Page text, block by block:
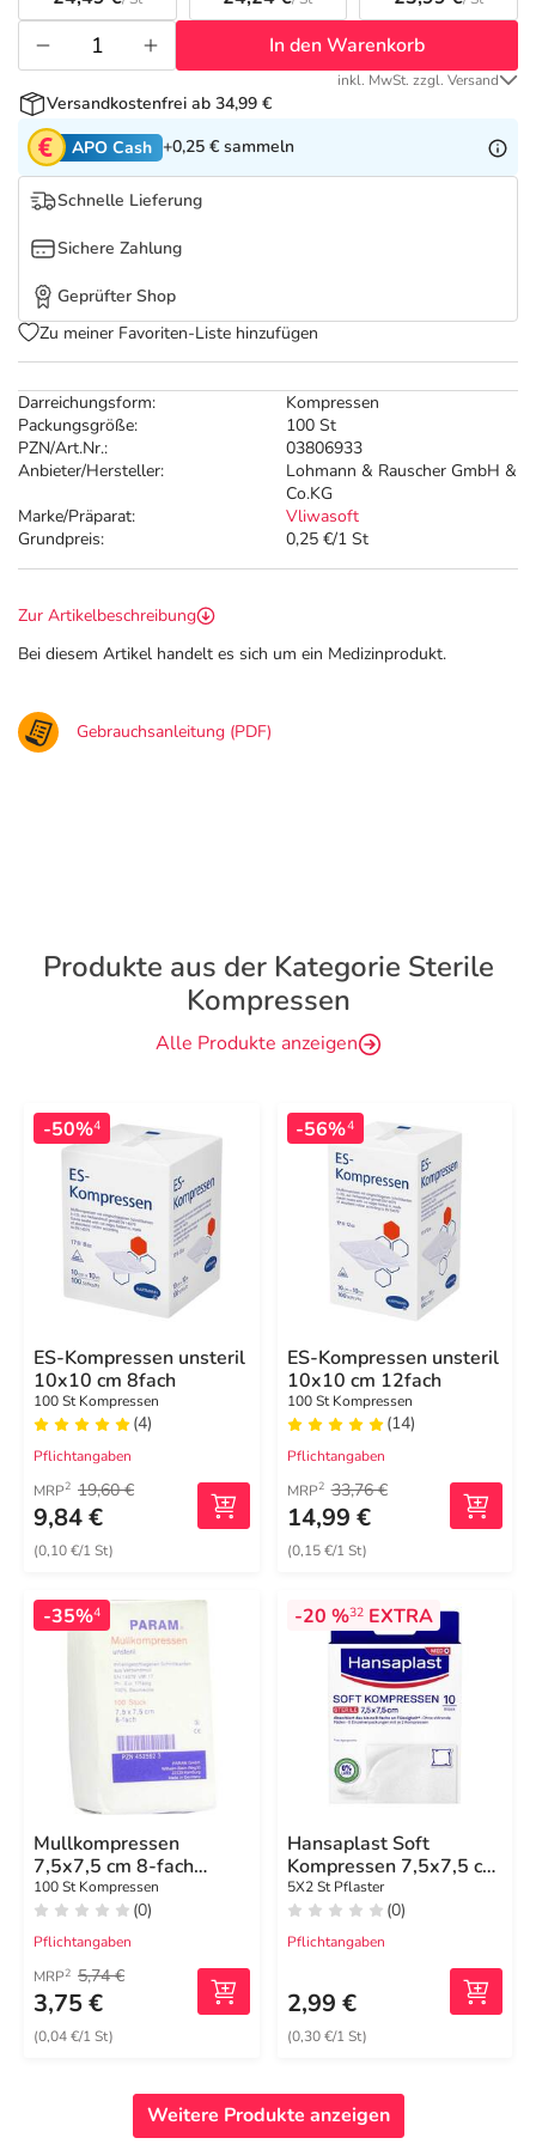
Tierapotheke
Vitamine & Mineralstoffe
Marken
Salus Deals
Darreichungsform:
Kompressen
Packungsgröße:
100 St
PZN/Art.Nr.:
03806933
Anbieter/Hersteller:
Lohmann & Rauscher GmbH &
Co.KG
Marke/Präparat:
Vliwasoft
Grundpreis:
0,25 €/1 St
In den Warenkorb
inkl. MwSt. zzgl. Versand
Versandkostenfrei ab 34,99 €
APO Cash +0,25 € sammeln
Schnelle Lieferung
Sichere Zahlung
Geprüfter Shop
Zu meiner Favoriten-Liste hinzufügen
Zur Artikelbeschreibung
Bei diesem Artikel handelt es sich um ein Medizinprodukt.
Gebrauchsanleitung (PDF)
Produkte aus der Kategorie Sterile
Kompressen
Alle Produkte anzeigen
-50%4
ES-Kompressen unsteril
10x10 cm 8fach
100 St Kompressen
(4)
Pflichtangaben
MRP2 19,60 €
9,84 €
(0,10 €/1 St)
-56%4
ES-Kompressen unsteril
10x10 cm 12fach
100 St Kompressen
(14)
Pflichtangaben
MRP2 33,76 €
14,99 €
(0,15 €/1 St)
-35%4
Mullkompressen
7,5x7,5 cm 8-fach
unsteril
100 St Kompressen
(0)
Pflichtangaben
MRP2 5,74 €
3,75 €
(0,04 €/1 St)
-20 %32 EXTRA
Hansaplast Soft
Kompressen 7,5x7,5 cm
steril
5X2 St Pflaster
(0)
Pflichtangaben
2,99 €
(0,30 €/1 St)
Weitere Produkte anzeigen